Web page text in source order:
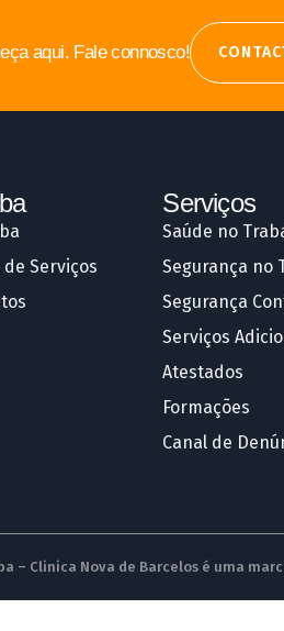
aqui. Fale connosco!
de Serviços
Serviços
Saúde no
Segurança no
Segurança
Serviços
Atestados
Formações
Canal de
Clinica Nova de Barcelos é uma